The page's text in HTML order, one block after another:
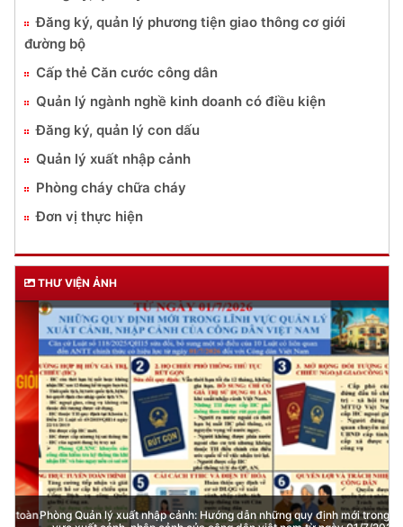
Đăng ký, quản lý phương tiện giao thông cơ giới
đường bộ
Cấp thẻ Căn cước công dân
Quản lý ngành nghề kinh doanh có điều kiện
Đăng ký, quản lý con dấu
Quản lý xuất nhập cảnh
Phòng cháy chữa cháy
Đơn vị thực hiện
THƯ VIỆN ẢNH
Phòng Quản lý xuất nhập cảnh: Hướng dẫn những quy định mới trong lĩnh